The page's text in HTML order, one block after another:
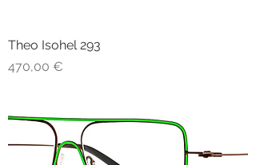
Theo Isohel 293
Prezzo
470,00 €